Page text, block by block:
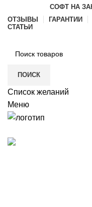
СОФТ НА
ОТЗЫВЫ
ГАРАНТИИ
СТАТЬИ
ПОИСК
Список желаний
Меню